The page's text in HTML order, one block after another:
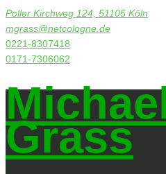
Poller Kirchweg 124, 51105 Köln
mgrass@netcologne.de
0221-8307418
0171-7306062
Grass